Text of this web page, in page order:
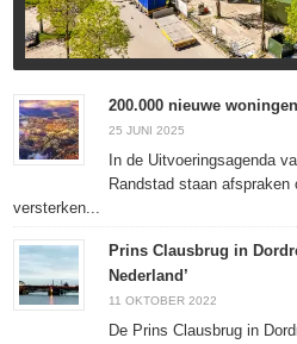
200.000 nieuwe
25 JUNI 2025
In de Uitvoeringsagenda
Randstad staan afspraken
versterken...
Prins Clausbrug in
Nederland’
11 OKTOBER 2022
De Prins Clausbrug in